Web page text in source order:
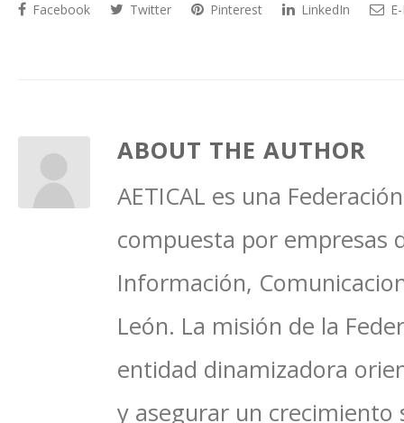
Facebook Twitter Pinterest LinkedIn
ABOUT THE AUTHOR
AETICAL es una
compuesta por empresas
Información,
León. La misión de la
entidad dinamizadora
y asegurar un crecimiento